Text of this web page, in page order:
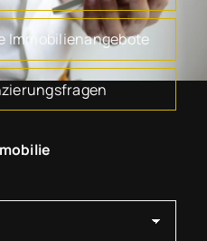
Immobilienangebote